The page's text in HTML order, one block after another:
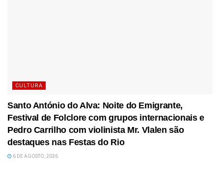
CULTURA
Santo António do Alva: Noite do Emigrante,
Festival de Folclore com grupos internacionais e
Pedro Carrilho com violinista Mr. Vlalen são
destaques nas Festas do Rio
6 DE AGOSTO, 2026